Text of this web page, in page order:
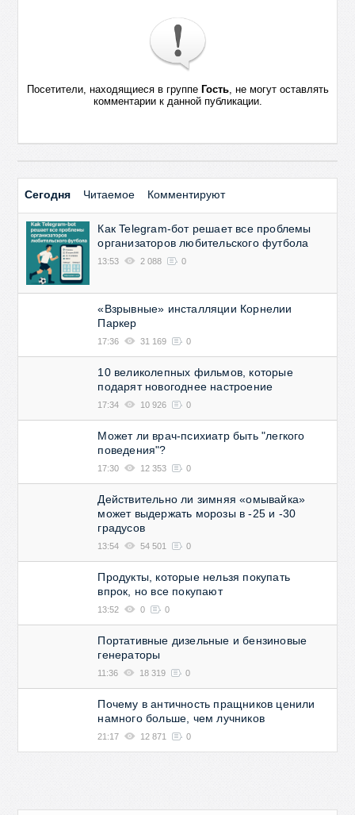
Посетители, находящиеся в группе Гость, не могут оставлять
комментарии к данной публикации.
Сегодня Читаемое Комментируют
Как Telegram-бот решает все проблемы
организаторов любительского футбола
13:53 2 088 0
«Взрывные» инсталляции Корнелии
Паркер
17:36 31 169 0
10 великолепных фильмов, которые
подарят новогоднее настроение
17:34 10 926 0
Может ли врач-психиатр быть "легкого
поведения"?
17:30 12 353 0
Действительно ли зимняя «омывайка»
может выдержать морозы в -25 и -30
градусов
13:54 54 501 0
Продукты, которые нельзя покупать
впрок, но все покупают
13:52 0 0
Портативные дизельные и бензиновые
генераторы
11:36 18 319 0
Почему в античность пращников ценили
намного больше, чем лучников
21:17 12 871 0